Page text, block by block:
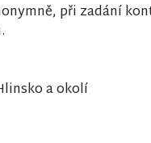
při zadání
a okolí